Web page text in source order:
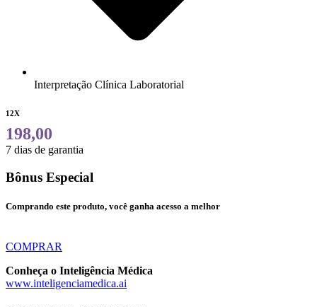
Interpretação Clínica Laboratorial
12X
198,00
7 dias de garantia
Bônus Especial
Comprando este produto, você ganha acesso a melhor
COMPRAR
Conheça o Inteligência Médica
www.inteligenciamedica.ai